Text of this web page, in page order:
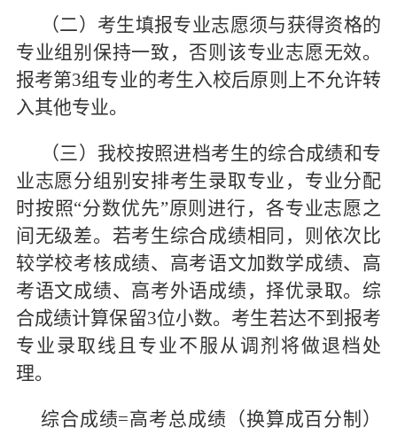
（二）考生填报专业志愿须与获得资格的
专业组别保持一致，否则该专业志愿无效。
报考第3组专业的考生入校后原则上不允许转
入其他专业。
（三）我校按照进档考生的综合成绩和专
业志愿分组别安排考生录取专业，专业分配
时按照“分数优先”原则进行，各专业志愿之
间无级差。若考生综合成绩相同，则依次比
较学校考核成绩、高考语文加数学成绩、高
考语文成绩、高考外语成绩，择优录取。综
合成绩计算保留3位小数。考生若达不到报考
专业录取线且专业不服从调剂将做退档处
理。
综合成绩=高考总成绩（换算成百分制）